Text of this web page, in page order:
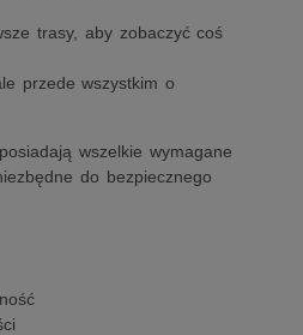
trasy, aby zobaczyć coś
przede wszystkim o
wszelkie wymagane
do bezpiecznego